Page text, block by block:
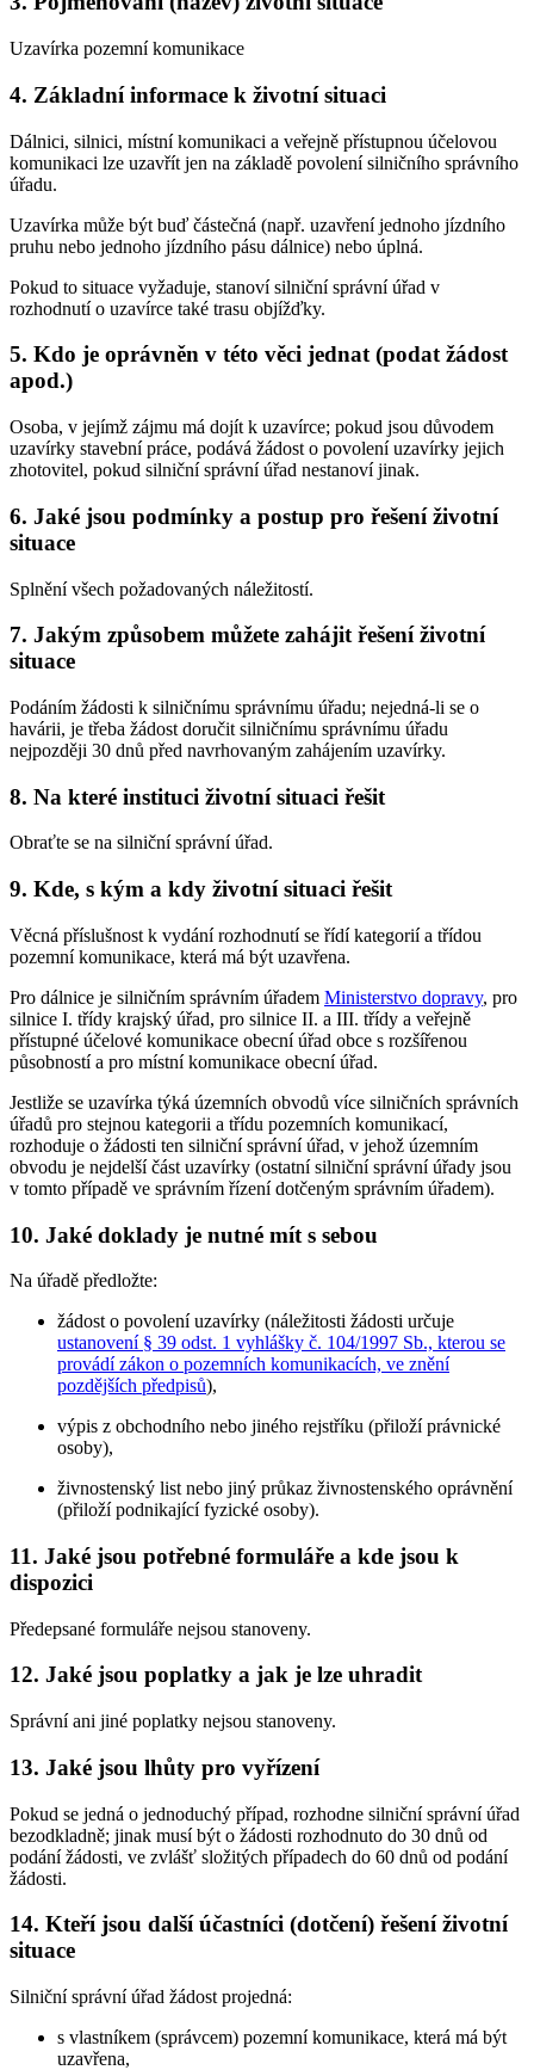
Uzavírka pozemní komunikace
4. Základní informace k životní situaci
Dálnici, silnici, místní komunikaci a veřejně přístupnou účelovou
komunikaci lze uzavřít jen na základě povolení silničního správního
úřadu.
Uzavírka může být buď částečná (např. uzavření jednoho jízdního
pruhu nebo jednoho jízdního pásu dálnice) nebo úplná.
Pokud to situace vyžaduje, stanoví silniční správní úřad v
rozhodnutí o uzavírce také trasu objížďky.
5. Kdo je oprávněn v této věci jednat (podat žádost
apod.)
Osoba, v jejímž zájmu má dojít k uzavírce; pokud jsou důvodem
uzavírky stavební práce, podává žádost o povolení uzavírky jejich
zhotovitel, pokud silniční správní úřad nestanoví jinak.
6. Jaké jsou podmínky a postup pro řešení životní
situace
Splnění všech požadovaných náležitostí.
7. Jakým způsobem můžete zahájit řešení životní
situace
Podáním žádosti k silničnímu správnímu úřadu; nejedná-li se o
havárii, je třeba žádost doručit silničnímu správnímu úřadu
nejpozději 30 dnů před navrhovaným zahájením uzavírky.
8. Na které instituci životní situaci řešit
Obraťte se na silniční správní úřad.
9. Kde, s kým a kdy životní situaci řešit
Věcná příslušnost k vydání rozhodnutí se řídí kategorií a třídou
pozemní komunikace, která má být uzavřena.
Pro dálnice je silničním správním úřadem Ministerstvo dopravy, pro
silnice I. třídy krajský úřad, pro silnice II. a III. třídy a veřejně
přístupné účelové komunikace obecní úřad obce s rozšířenou
působností a pro místní komunikace obecní úřad.
Jestliže se uzavírka týká územních obvodů více silničních správních
úřadů pro stejnou kategorii a třídu pozemních komunikací,
rozhoduje o žádosti ten silniční správní úřad, v jehož územním
obvodu je nejdelší část uzavírky (ostatní silniční správní úřady jsou
v tomto případě ve správním řízení dotčeným správním úřadem).
10. Jaké doklady je nutné mít s sebou
Na úřadě předložte:
žádost o povolení uzavírky (náležitosti žádosti určuje
ustanovení § 39 odst. 1 vyhlášky č. 104/1997 Sb., kterou se
provádí zákon o pozemních komunikacích, ve znění
pozdějších předpisů),
výpis z obchodního nebo jiného rejstříku (přiloží právnické
osoby),
živnostenský list nebo jiný průkaz živnostenského oprávnění
(přiloží podnikající fyzické osoby).
11. Jaké jsou potřebné formuláře a kde jsou k
dispozici
Předepsané formuláře nejsou stanoveny.
12. Jaké jsou poplatky a jak je lze uhradit
Správní ani jiné poplatky nejsou stanoveny.
13. Jaké jsou lhůty pro vyřízení
Pokud se jedná o jednoduchý případ, rozhodne silniční správní úřad
bezodkladně; jinak musí být o žádosti rozhodnuto do 30 dnů od
podání žádosti, ve zvlášť složitých případech do 60 dnů od podání
žádosti.
14. Kteří jsou další účastníci (dotčení) řešení životní
situace
Silniční správní úřad žádost projedná:
s vlastníkem (správcem) pozemní komunikace, která má být
uzavřena,